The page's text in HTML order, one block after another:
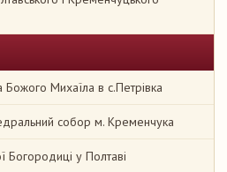
Божого Михаїла в с.Петрівка
собор м. Кременчука
Богородиці у Полтаві